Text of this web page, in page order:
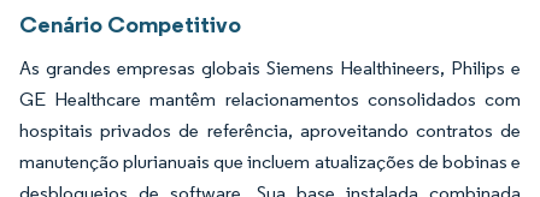
Cenário Competitivo
As grandes empresas globais Siemens Healthineers, Philips e
GE Healthcare mantêm relacionamentos consolidados com
hospitais privados de referência, aproveitando contratos de
manutenção plurianuais que incluem atualizações de bobinas e